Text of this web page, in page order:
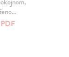
PDF